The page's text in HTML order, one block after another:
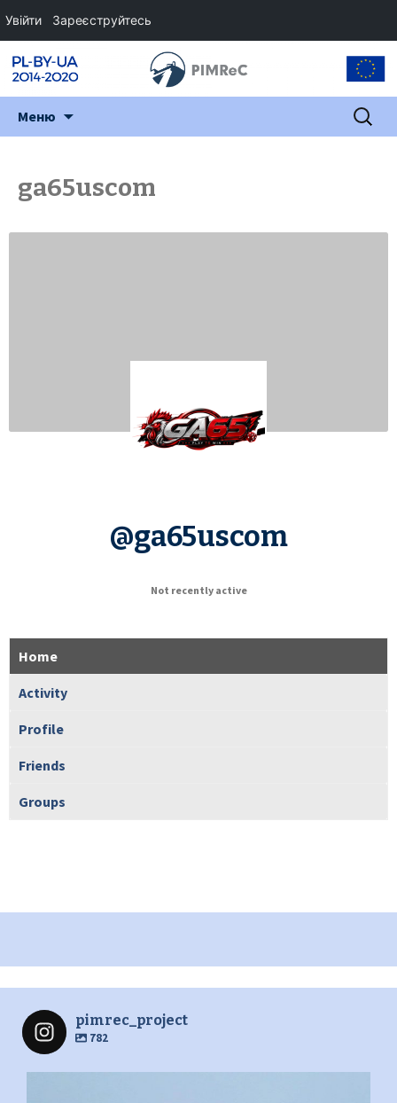
Меню Пошук:
ga65uscom
@ga65uscom
Not recently active
Home
Activity
Profile
Friends
Groups
pimrec_project
782
Увійти Зареєструйтесь